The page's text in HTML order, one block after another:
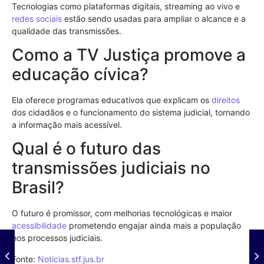
Tecnologias como plataformas digitais, streaming ao vivo e
redes sociais estão sendo usadas para ampliar o alcance e a
qualidade das transmissões.
Como a TV Justiça promove a
educação cívica?
Ela oferece programas educativos que explicam os direitos
dos cidadãos e o funcionamento do sistema judicial, tornando
a informação mais acessível.
Qual é o futuro das
transmissões judiciais no
Brasil?
O futuro é promissor, com melhorias tecnológicas e maior
acessibilidade prometendo engajar ainda mais a população
nos processos judiciais.
Fonte: Noticias.stf.jus.br